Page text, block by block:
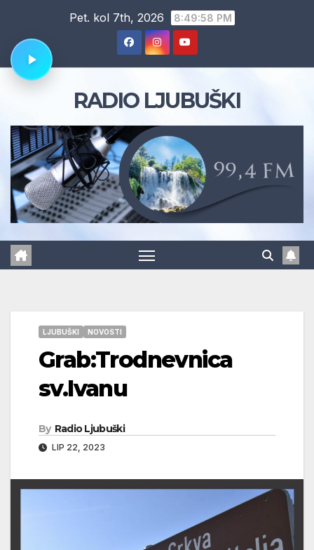
content
Pet. kol 7th, 2026 8:49:59 PM
RADIO LJUBUŠKI
LJUBUŠKI NOVOSTI
Grab:Trodnevnica
sv.Ivanu
By Radio Ljubuški
LIP 22, 2023